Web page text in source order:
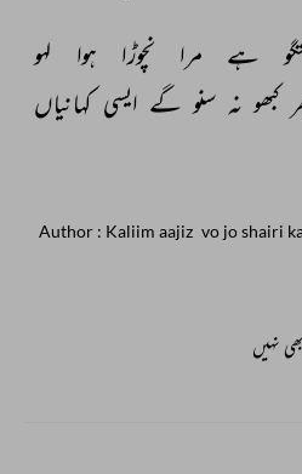
ہے مرا نچوڑا ہوا
لہو
کبھو نہ سنو گے ایسی کہانیاں
Author : Kaliim aajiz
نہیں